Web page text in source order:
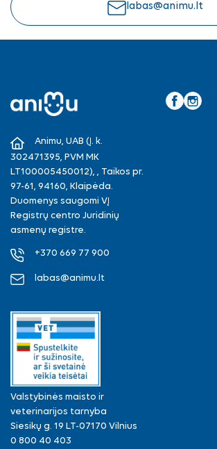
labas@animu.lt
Animu, UAB (Į. k.
302471395, PVM MK
LT100005450012), , Taikos pr.
97-61, 94160, Klaipėda.
Duomenys saugomi VĮ
Registrų centro Juridinių
asmenų registre.
+370 669 77 900
labas@animu.lt
Valstybinės maisto ir
veterinarijos tarnyba
Siesikų g. 19 LT-07170 Vilnius
0 800 40 403